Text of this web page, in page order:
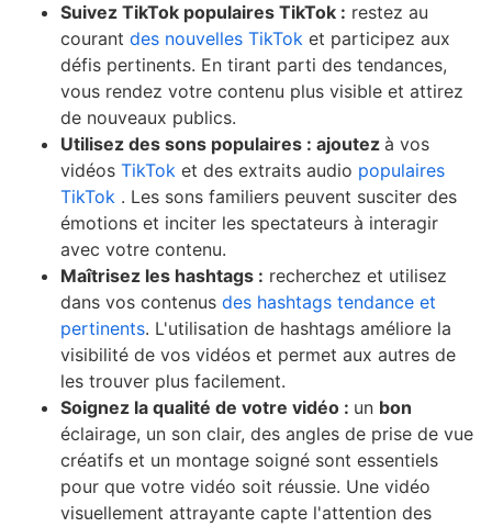
Suivez TikTok populaires TikTok : restez au
courant des nouvelles TikTok et participez aux
défis pertinents. En tirant parti des tendances,
vous rendez votre contenu plus visible et attirez
de nouveaux publics.
Utilisez des sons populaires : ajoutez à vos
vidéos TikTok et des extraits audio populaires
TikTok . Les sons familiers peuvent susciter des
émotions et inciter les spectateurs à interagir
avec votre contenu.
Maîtrisez les hashtags : recherchez et utilisez
dans vos contenus des hashtags tendance et
pertinents. L'utilisation de hashtags améliore la
visibilité de vos vidéos et permet aux autres de
les trouver plus facilement.
Soignez la qualité de votre vidéo : un bon
éclairage, un son clair, des angles de prise de vue
créatifs et un montage soigné sont essentiels
pour que votre vidéo soit réussie. Une vidéo
visuellement attrayante capte l'attention des